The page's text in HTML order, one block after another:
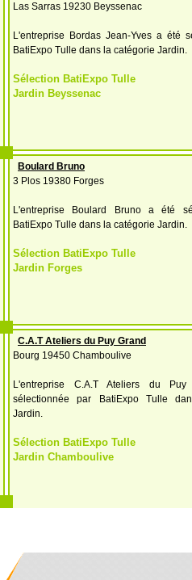
Las Sarras 19230 Beyssenac
L'entreprise Bordas Jean-Yves a été
BatiExpo Tulle dans la catégorie Jardin.
Sélection BatiExpo Tulle
Jardin Beyssenac
Boulard Bruno
3 Plos 19380 Forges
L'entreprise Boulard Bruno a été
BatiExpo Tulle dans la catégorie Jardin.
Sélection BatiExpo Tulle
Jardin Forges
C.A.T Ateliers du Puy Grand
Bourg 19450 Chamboulive
L'entreprise C.A.T Ateliers du
sélectionnée par BatiExpo Tulle
Jardin.
Sélection BatiExpo Tulle
Jardin Chamboulive